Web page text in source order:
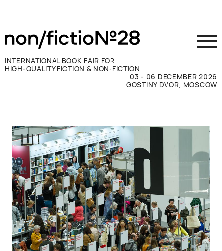
INTERNATIONAL BOOK FAIR FOR
HIGH-QUALITY FICTION & NON-FICTION
03 - 06 DECEMBER 2026
GOSTINY DVOR, MOSCOW
访客须知
新闻媒体
联系方式
ВКОНТАКТЕ TELEGRAM
RUSSIAN ENGLISH CHINESE